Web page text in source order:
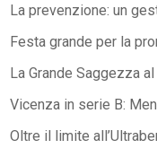
La prevenzione: un
Festa grande per la
La Grande Saggezza
Vicenza in serie B:
Oltre il limite